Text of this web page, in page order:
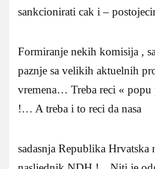
sankcionirati cak i –
Formiranje nekih komisija ,
paznje sa velikih aktuelnih
vremena… Treba reci «
!… A treba i to reci da nasa
sadasnja Republika Hrvatska